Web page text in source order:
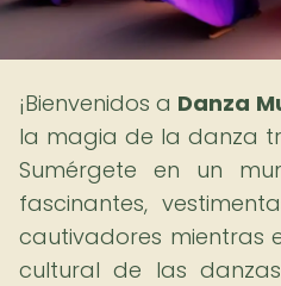
¡Bienvenidos a Danza
la magia de la danza
Sumérgete en un
fascinantes,
cautivadores mientras
cultural de las